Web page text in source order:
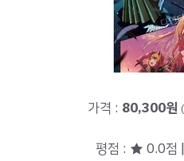
가격 : 80,300원
평점 : ★ 0.0점